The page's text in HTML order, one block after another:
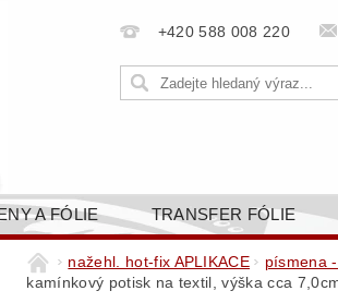
+420 588 008 220
A FÓLIE TRANSFER FÓLIE
BORTY BAREVNICE
ZAKÁZKOVÁ VÝROBA
nažehl. hot-fix APLIKACE písmena
kamínkový potisk na textil, výška cca